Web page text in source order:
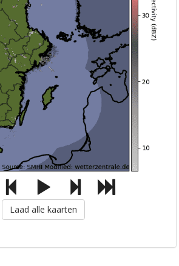
Laad alle kaarten